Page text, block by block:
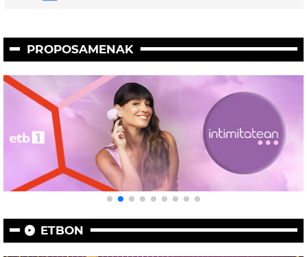
PROPOSAMENAK
ETBON